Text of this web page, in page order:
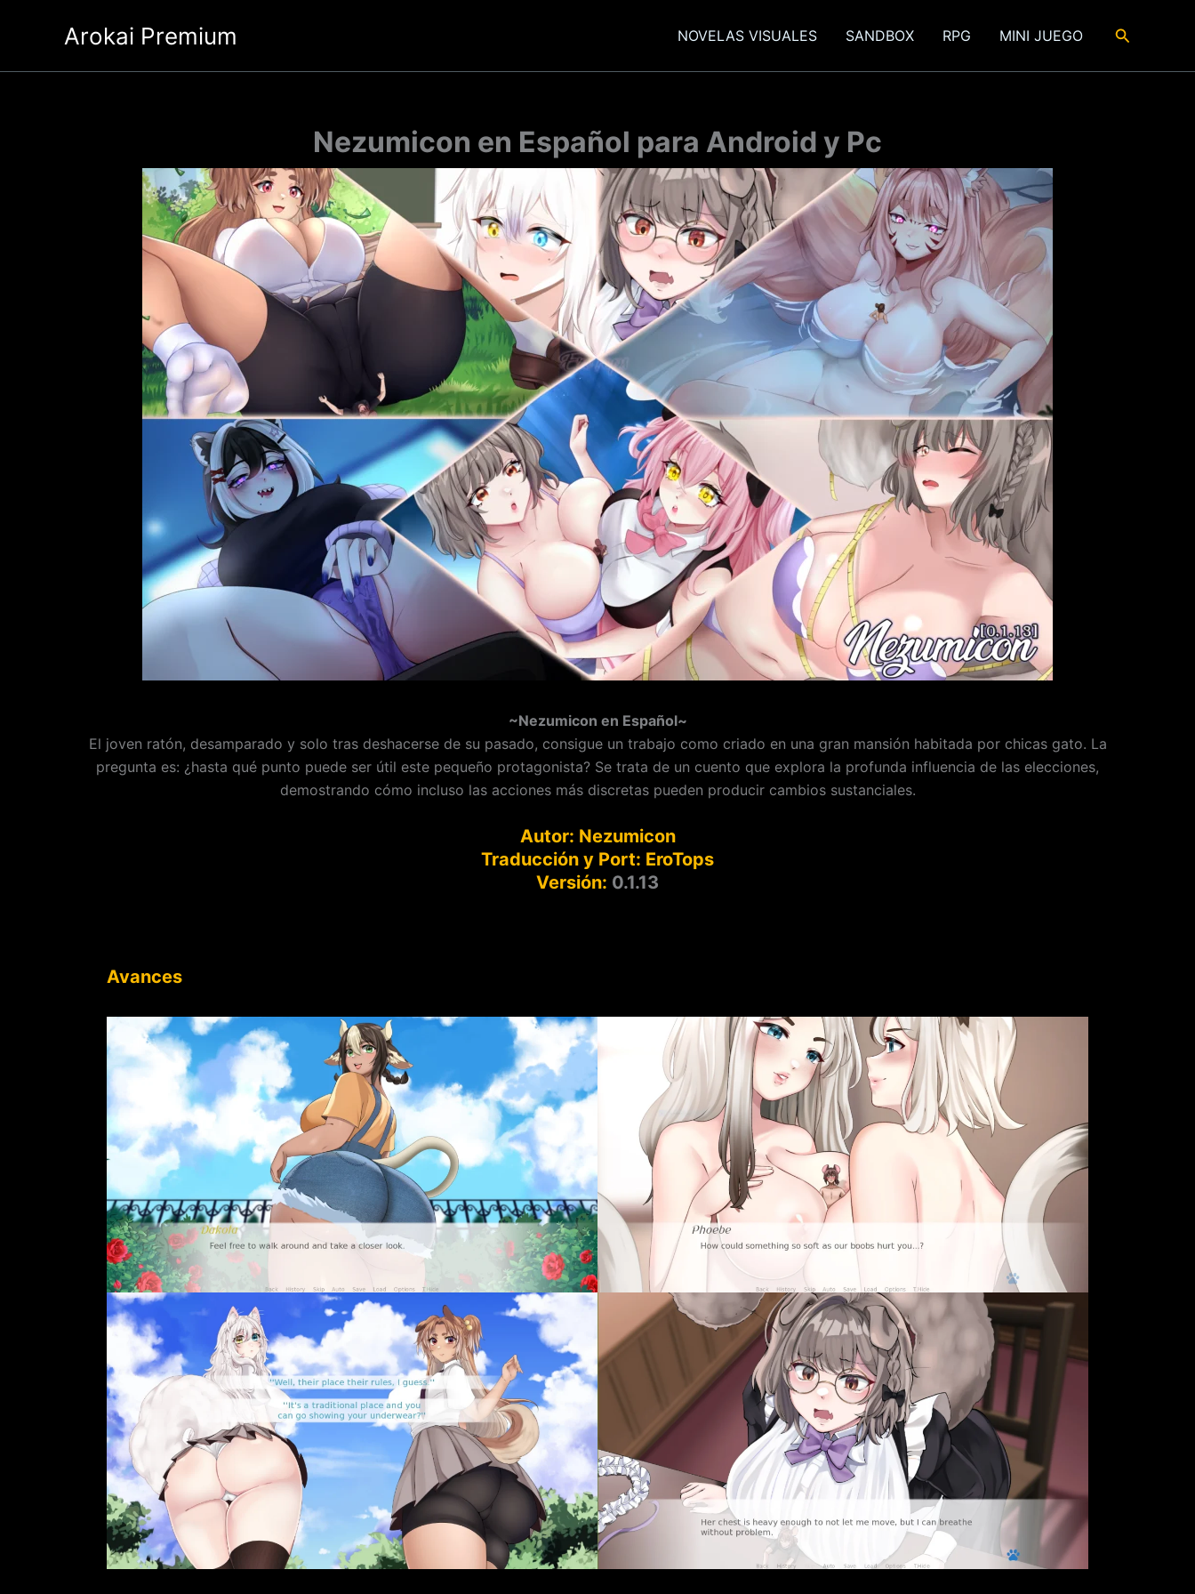
Arokai Premium NOVELAS VISUALES SANDBOX RPG MINI JUEGO Buscar
Nezumicon en Español para Android y Pc
~Nezumicon en Español~
El joven ratón, desamparado y solo tras deshacerse de su pasado, consigue un trabajo como criado en una gran mansión habitada por chicas gato. La
pregunta es: ¿hasta qué punto puede ser útil este pequeño protagonista? Se trata de un cuento que explora la profunda influencia de las elecciones,
demostrando cómo incluso las acciones más discretas pueden producir cambios sustanciales.
Autor: Nezumicon
Traducción y Port: EroTops
Versión: 0.1.13
Avances